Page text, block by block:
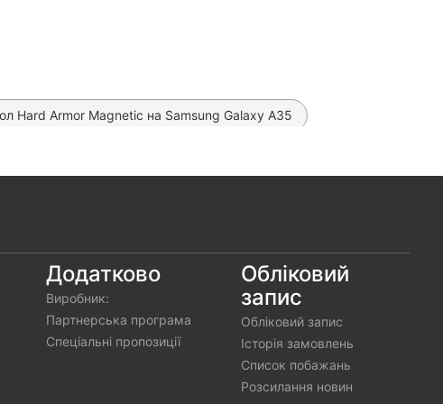
Hard Armor Magnetic на Samsung Galaxy A35
плівка Proove Lite Matte (на всі телефони)
Galaxy A35
A35 (Бірюзовий)
Додатково
Виробник:
Партнерська програма
Спеціальні пропозиції
Обліковий
запис
Обліковий запис
Історія замовлень
Список побажань
Розсилання новин